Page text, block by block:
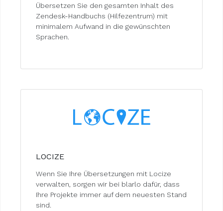
Übersetzen Sie den gesamten Inhalt des
Zendesk-Handbuchs (Hilfezentrum) mit
minimalem Aufwand in die gewünschten
Sprachen.
LOCIZE
Wenn Sie Ihre Übersetzungen mit Locize
verwalten, sorgen wir bei blarlo dafür, dass
Ihre Projekte immer auf dem neuesten Stand
sind.